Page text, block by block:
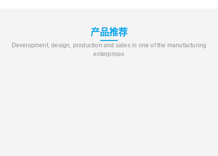
产品推荐
Development, design, production and sales in one of the manufacturing
enterprises